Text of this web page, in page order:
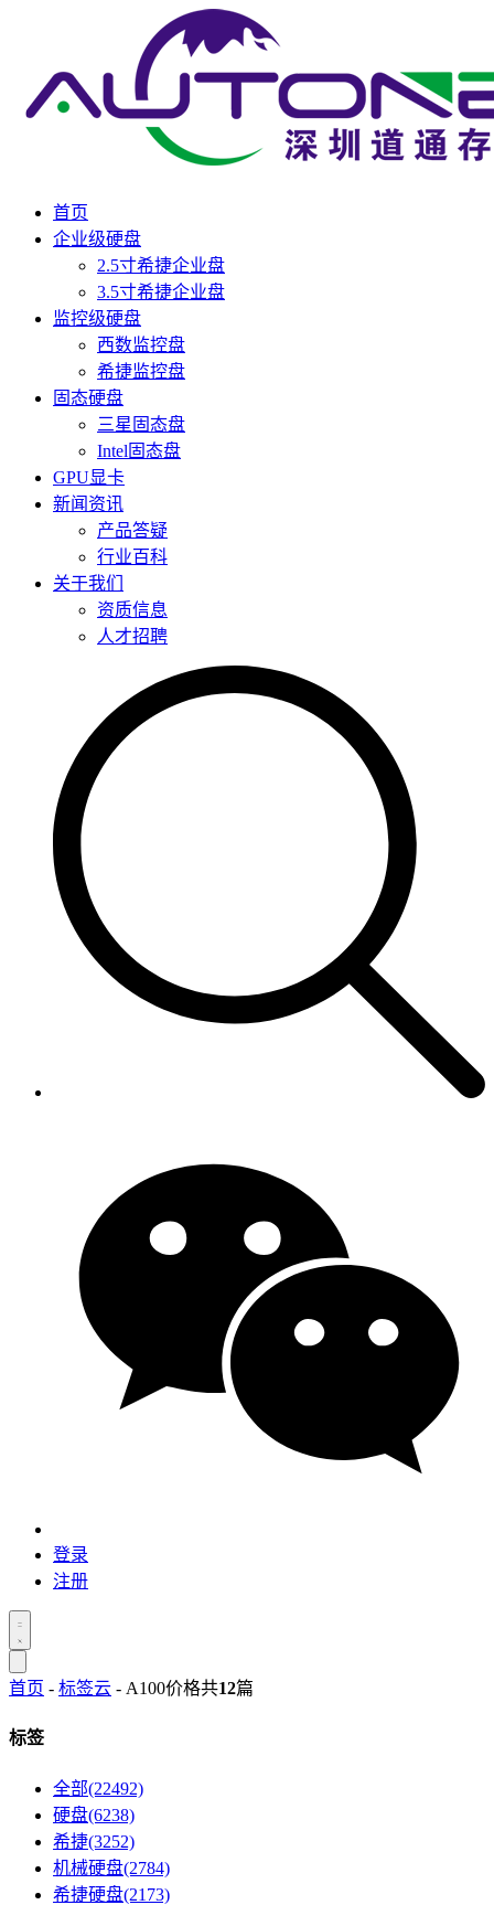
首页
企业级硬盘
2.5寸希捷企业盘
3.5寸希捷企业盘
监控级硬盘
西数监控盘
希捷监控盘
固态硬盘
三星固态盘
Intel固态盘
GPU显卡
新闻资讯
产品答疑
行业百科
关于我们
资质信息
人才招聘
登录
注册
首页 - 标签云 - A100价格共12篇
标签
全部(22492)
硬盘(6238)
希捷(3252)
机械硬盘(2784)
希捷硬盘(2173)